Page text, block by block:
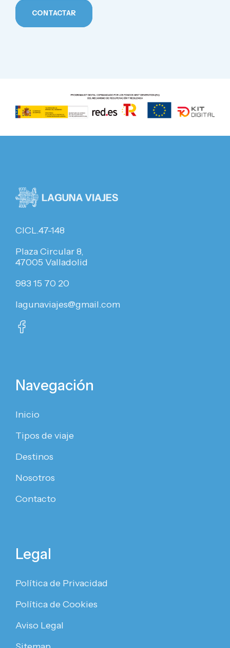
CONTACTAR
CICL.47-148
Plaza Circular 8,
47005 Valladolid
983 15 70 20
lagunaviajes@gmail.com
Navegación
Inicio
Tipos de viaje
Destinos
Nosotros
Contacto
Legal
Política de Privacidad
Política de Cookies
Aviso Legal